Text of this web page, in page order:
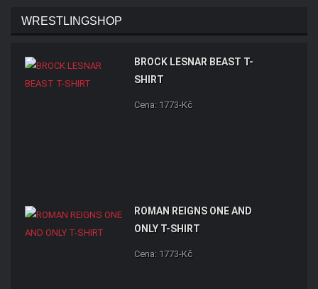
WRESTLINGSHOP
BROCK LESNAR BEAST T-
SHIRT
Cena: 1773-Kč
ROMAN REIGNS ONE AND
ONLY T-SHIRT
Cena: 1773-Kč